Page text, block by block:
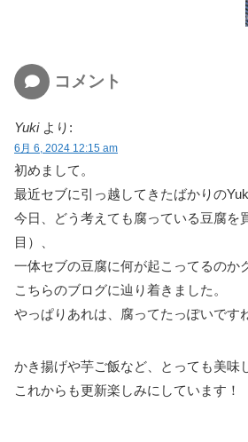
コメント
Yuki より:
6月 6, 2024 12:15 am
初めまして。
最近セブに引っ越してきたばかりの
今日、どう考えても腐っている豆腐を
目）、
一体セブの豆腐に何が起こってるのか
こちらのブログに辿り着きました。
やっぱりあれは、腐ってたっぽいです
かき揚げや芋ご飯など、とっても美味
これからも更新楽しみにしています！